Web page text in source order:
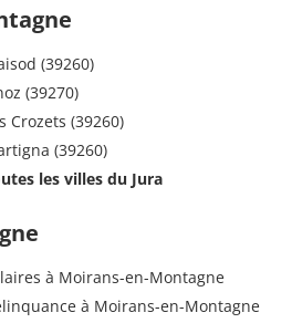
(39260)
(39270)
Crozets (39260)
(39260)
les villes du Jura
à Moirans-en-Montagne
à Moirans-en-Montagne